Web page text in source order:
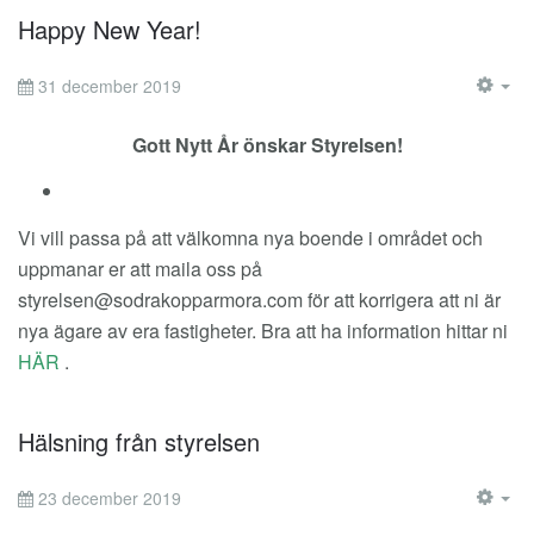
Happy New Year!
31 december 2019
Gott Nytt År önskar Styrelsen!
Vi vill passa på att välkomna nya boende i området och
uppmanar er att maila oss på
styrelsen@sodrakopparmora.comför att korrigera att ni är
nya ägare av era fastigheter. Bra att ha information hittar ni
HÄR .
Hälsning från styrelsen
23 december 2019